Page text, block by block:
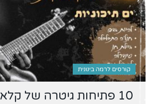
קורסים לרמה בינונית
10 פתיחות גיטרה של